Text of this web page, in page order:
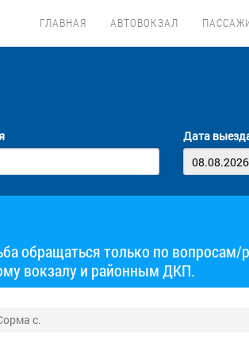
ГЛАВНАЯ АВТОВОКЗАЛ
Дата
обращаться только по вопросам/
вокзалу и районным ДКП.
с.